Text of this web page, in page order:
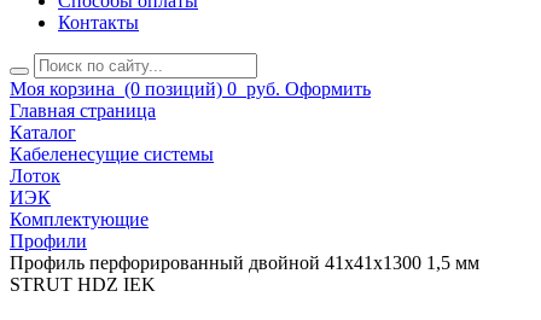
Контакты
Моя корзина (0 позиций) 0 руб. Оформить
Главная страница
Каталог
Кабеленесущие системы
Лоток
ИЭК
Комплектующие
Профили
Профиль перфорированный двойной 41х41х1300 1,5 мм
STRUT HDZ IEK